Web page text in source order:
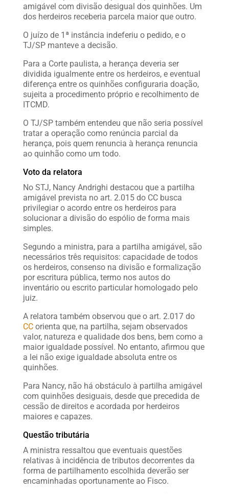
amigável com divisão desigual dos quinhões. Um
dos herdeiros receberia parcela maior que outro.
O juízo de 1ª instância indeferiu o pedido, e o
TJ/SP manteve a decisão.
Para a Corte paulista, a herança deveria ser
dividida igualmente entre os herdeiros, e eventual
diferença entre os quinhões configuraria doação,
sujeita a procedimento próprio e recolhimento de
ITCMD.
O TJ/SP também entendeu que não seria possível
tratar a operação como renúncia parcial da
herança, pois quem renuncia à herança renuncia
ao quinhão como um todo.
Voto da relatora
No STJ, Nancy Andrighi destacou que a partilha
amigável prevista no art. 2.015 do CC busca
privilegiar o acordo entre os herdeiros para
solucionar a divisão do espólio de forma mais
simples.
Segundo a ministra, para a partilha amigável, são
necessários três requisitos: capacidade de todos
os herdeiros, consenso na divisão e formalização
por escritura pública, termo nos autos do
inventário ou escrito particular homologado pelo
juiz.
A relatora também observou que o art. 2.017 do
CCorienta que, na partilha, sejam observados
valor, natureza e qualidade dos bens, bem como a
maior igualdade possível. No entanto, afirmou que
a lei não exige igualdade absoluta entre os
quinhões.
Para Nancy, não há obstáculo à partilha amigável
com quinhões desiguais, desde que precedida de
cessão de direitos e acordada por herdeiros
maiores e capazes.
Questão tributária
A ministra ressaltou que eventuais questões
relativas à incidência de tributos decorrentes da
forma de partilhamento escolhida deverão ser
encaminhadas oportunamente ao Fisco.